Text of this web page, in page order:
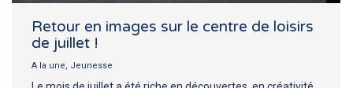
Retour en images sur le centre de loisirs
de juillet !
A la une, Jeunesse